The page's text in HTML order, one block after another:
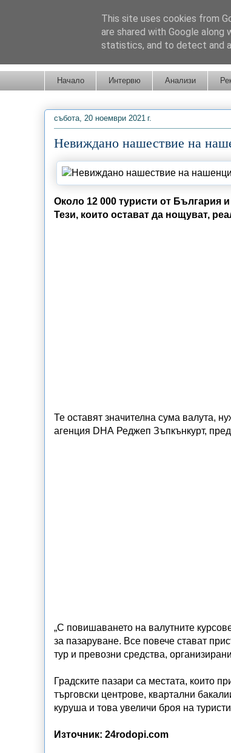
Начало Интервю Анализи
събота, 20 ноември 2021 г.
Невиждано нашествие на
Около 12 000 туристи от България
Тези, които остават да нощуват,
Те оставят значителна сума валута,
агенция DHA Реджеп Зъпкънкурт,
„С повишаването на валутните
за пазаруване. Все повече стават
тур и превозни средства,
Градските пазари са местата, които
търговски центрове, квартални
куруша и това увеличи броя на
Източник: 24rodopi.com
This site uses cookies from
are shared with Google
statistics, and to detect and